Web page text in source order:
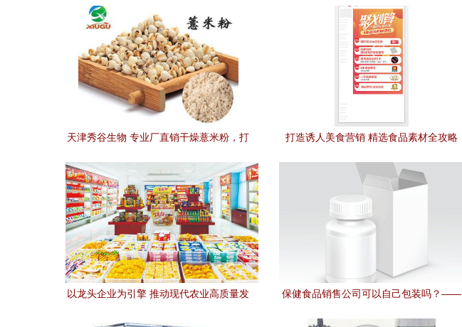
天津秀谷生物 专业厂直销干燥薏米粉，打
打造诱人美食营销 精选食品素材全攻略
以龙头企业为引擎 推动现代农业高质量发
保健食品销售公司可以自己包装吗？——